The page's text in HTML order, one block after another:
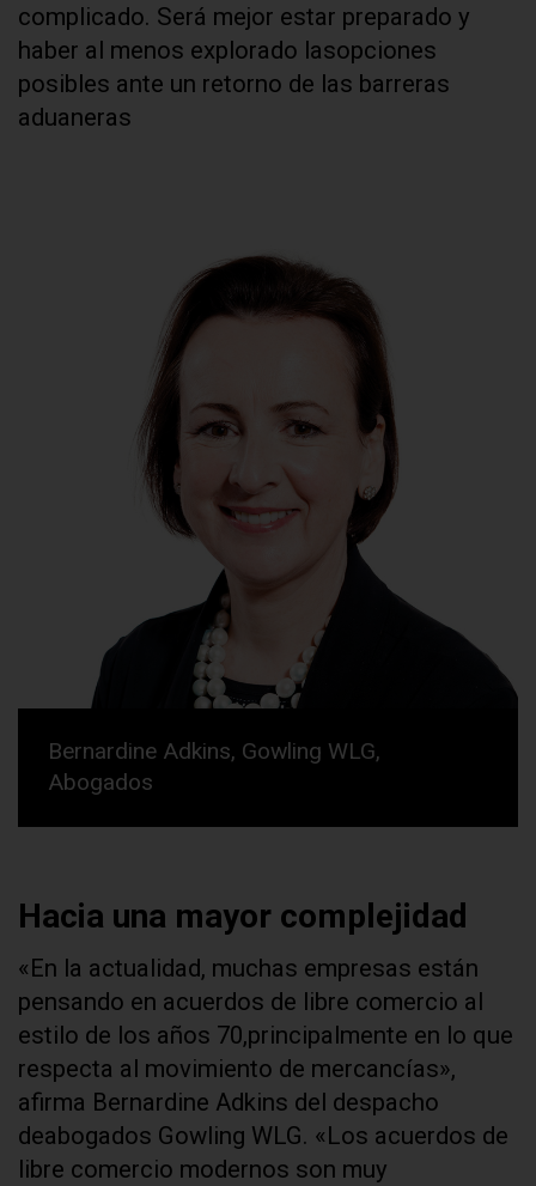
complicado. Será mejor estar preparado y
haber al menos explorado lasopciones
posibles ante un retorno de las barreras
aduaneras
Bernardine Adkins, Gowling WLG,
Abogados
Hacia una mayor complejidad
«En la actualidad, muchas empresas están
pensando en acuerdos de libre comercio al
estilo de los años 70,principalmente en lo que
respecta al movimiento de mercancías»,
afirma Bernardine Adkins del despacho
deabogados Gowling WLG. «Los acuerdos de
libre comercio modernos son muy